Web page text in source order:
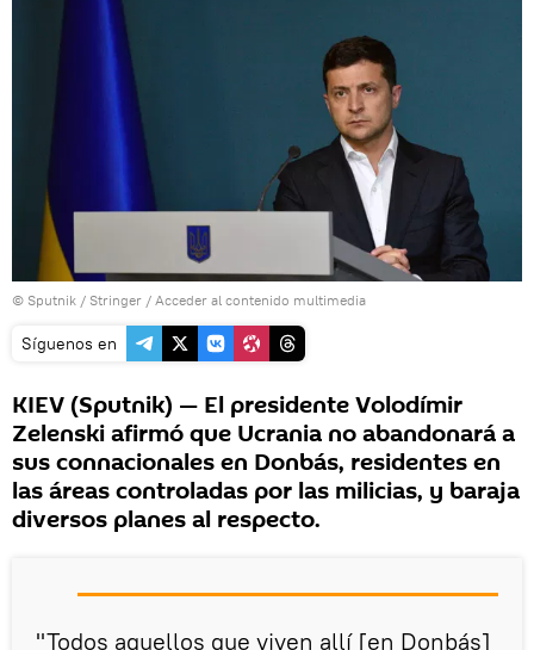
© Sputnik / Stringer / Acceder al contenido multimedia
Síguenos en
KIEV (Sputnik) — El presidente Volodímir
Zelenski afirmó que Ucrania no abandonará a
sus connacionales en Donbás, residentes en
las áreas controladas por las milicias, y baraja
diversos planes al respecto.
"Todos aquellos que viven allí [en Donbás]